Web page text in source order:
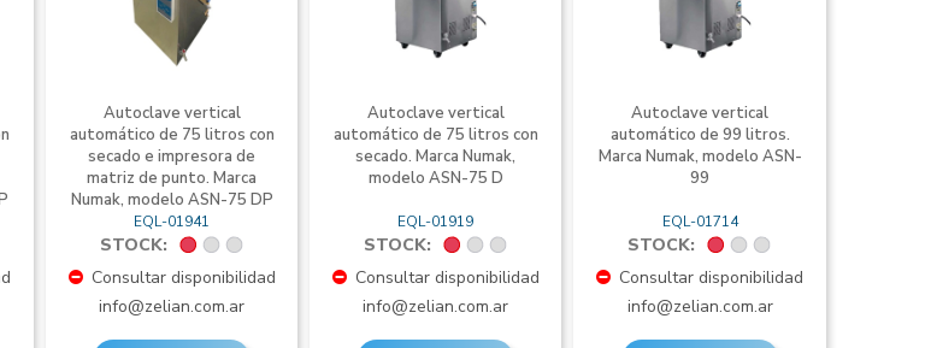
Autoclave vertical
automático de 75 litros con
secado e impresora de
matriz de punto. Marca
Numak, modelo ASN-75 DP
EQL-01941
STOCK:
Consultar disponibilidad
info@zelian.com.ar
Autoclave vertical
automático de 75 litros con
secado. Marca Numak,
modelo ASN-75 D
EQL-01919
STOCK:
Consultar disponibilidad
info@zelian.com.ar
Autoclave vertical
automático de 99 litros.
Marca Numak, modelo ASN-
99
EQL-01714
STOCK:
Consultar disponibilidad
info@zelian.com.ar